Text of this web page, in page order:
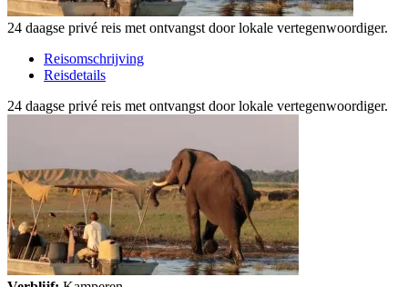
24 daagse privé reis met ontvangst door lokale vertegenwoordiger.
Reisomschrijving
Reisdetails
24 daagse privé reis met ontvangst door lokale vertegenwoordiger.